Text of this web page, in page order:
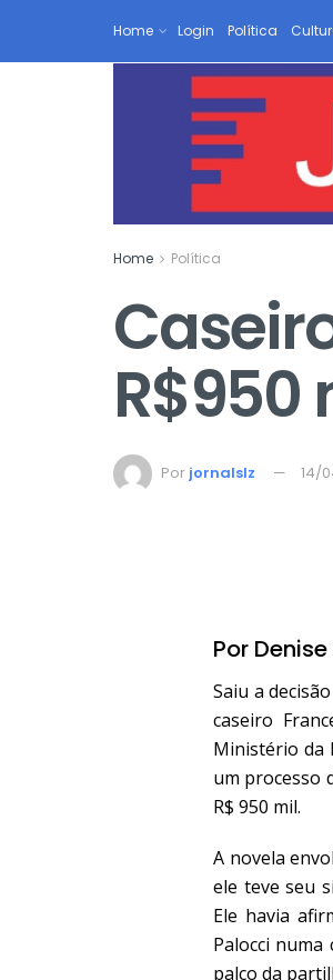
Home Login Política
Home Política
Por jornalslz 14/
Por
Saiu a
caseiro
Ministério da
um processo
R$ 950 mil.
A novela
ele teve seu
Ele havia
Palocci
palco da